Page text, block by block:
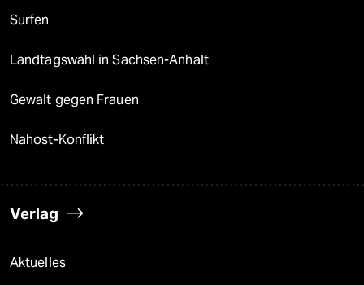
Surfen
Landtagswahl in Sachsen-Anhalt
Gewalt gegen Frauen
Nahost-Konflikt
Verlag
Aktuelles